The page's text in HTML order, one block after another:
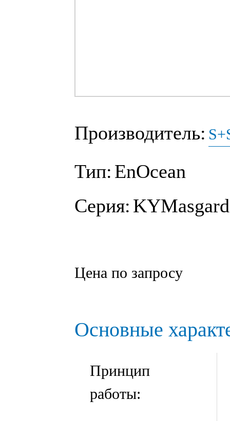
Производитель:
Тип: EnOcean
Серия:
Цена по запросу
Основные
Принцип
работы: